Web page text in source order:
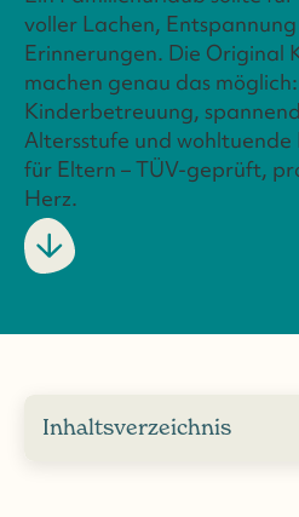
voller Lachen,
Erinnerungen. Die Original
machen genau das
Kinderbetreuung,
Altersstufe und wohltuende
für Eltern – TÜV-geprüft,
Herz.
Inhaltsverzeichnis